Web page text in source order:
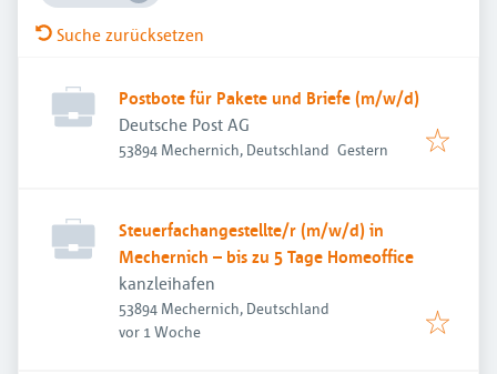
Suche zurücksetzen
Postbote für Pakete und Briefe (m/w/d)
Deutsche Post AG
53894 Mechernich, Deutschland Veröffentlicht :
Gestern
Steuerfachangestellte/r (m/w/d) in
Mechernich – bis zu 5 Tage Homeoffice
kanzleihafen
53894 Mechernich, Deutschland
Veröffentlicht
vor 1 Woche